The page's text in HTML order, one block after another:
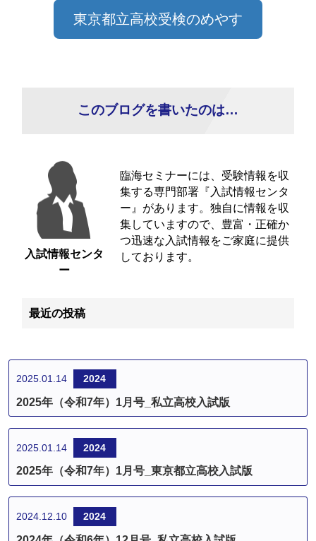
東京都立高校受検のめやす
このブログを書いたのは…
入試情報センタ
ー
臨海セミナーには、受験情報を収
集する専門部署『入試情報センタ
ー』があります。独自に情報を収
集していますので、豊富・正確か
つ迅速な入試情報をご家庭に提供
しております。
最近の投稿
2025.01.14 2024
2025年（令和7年）1月号_私立高校入試版
2025.01.14 2024
2025年（令和7年）1月号_東京都立高校入試版
2024.12.10 2024